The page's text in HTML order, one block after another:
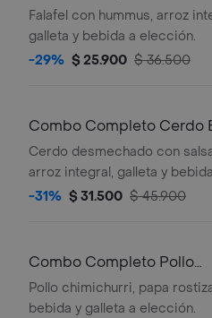
Falafel con hummus, arroz
galleta y bebida a elección.
-29% $ 25.900 $ 36.500
Combo Completo Cerdo
Cerdo desmechado con
arroz integral, galleta y
elección.
-31% $ 31.500 $ 45.900
Combo Completo Pollo
Chimichurri
Pollo chimichurri, papa
bebida y galleta a elección.